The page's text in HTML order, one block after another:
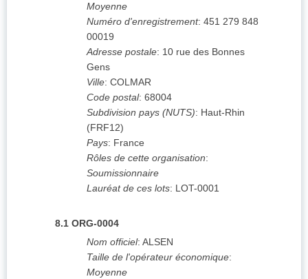
Moyenne
Numéro d'enregistrement: 451 279 848
00019
Adresse postale: 10 rue des Bonnes
Gens
Ville: COLMAR
Code postal: 68004
Subdivision pays (NUTS): Haut-Rhin
(FRF12)
Pays: France
Rôles de cette organisation:
Soumissionnaire
Lauréat de ces lots: LOT-0001
8.1 ORG-0004
Nom officiel: ALSEN
Taille de l'opérateur économique:
Moyenne